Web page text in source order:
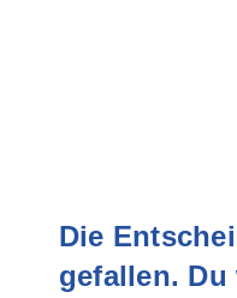
Die
gefallen.